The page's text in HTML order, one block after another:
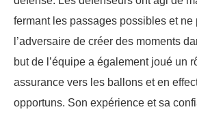
fermant les passages possibles et ne
l’adversaire de créer des moments
but de l’équipe a également joué un
assurance vers les ballons et en
opportuns. Son expérience et sa